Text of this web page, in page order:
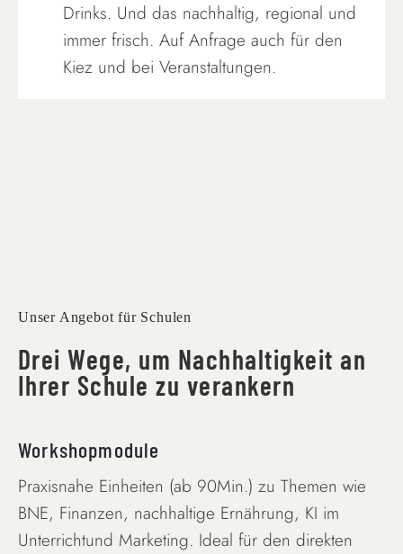
Drinks. Und das nachhaltig, regional und
immer frisch. Auf Anfrage auch für den
Kiez und bei Veranstaltungen.
Unser Angebot für Schulen
Drei Wege, um Nachhaltigkeit an
Ihrer Schule zu verankern
Workshopmodule
Praxisnahe Einheiten (ab 90Min.) zu Themen wie
BNE, Finanzen, nachhaltige Ernährung, KI im
Unterrichtund Marketing. Ideal für den direkten